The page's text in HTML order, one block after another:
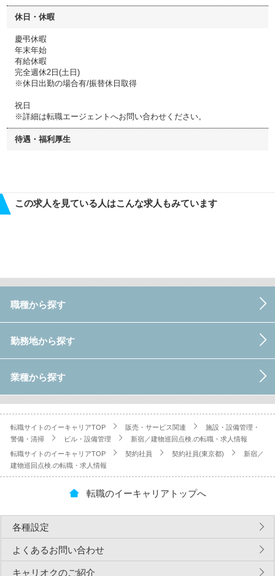
休日・休暇
慶弔休暇
年末年始
有給休暇
完全週休2日(土日)
※休日出勤の場合有/振替休日取得
祝日
※詳細は転職エージェントへお問い合わせください。
待遇・福利厚生
この求人を見ている人はこんな求人もみています
職種から探す
勤務地から探す
業種から探す
転職サイトのイーキャリアTOP 販売・サービス関連
施設・設備管理・
警備・清掃
ビル・設備管理 新宿／建物巡回点検.の転職・求人情報
転職サイトのイーキャリアTOP 契約社員 契約社員(東京都)
新宿／
建物巡回点検.の転職・求人情報
転職のイーキャリアトップへ
各種設定
よくあるお問い合わせ
キャリオクのご紹介